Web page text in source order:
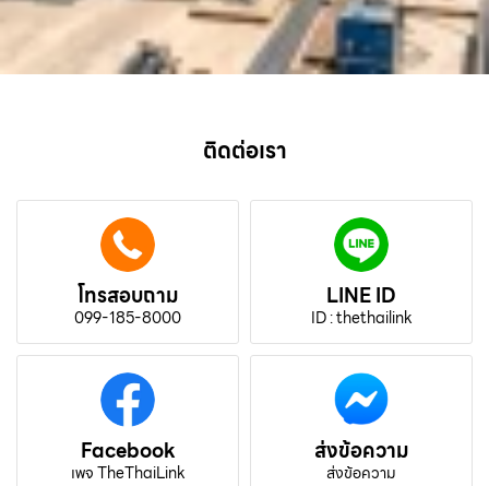
ติดต่อเรา
โทรสอบถาม
099-185-8000
LINE ID
ID : thethailink
Facebook
เพจ TheThaiLink
ส่งข้อความ
ส่งข้อความ